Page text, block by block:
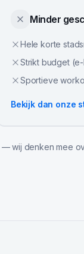
Minder
Hele korte
Strikt budget
Sportieve
Bekijk dan onze
wij denken mee